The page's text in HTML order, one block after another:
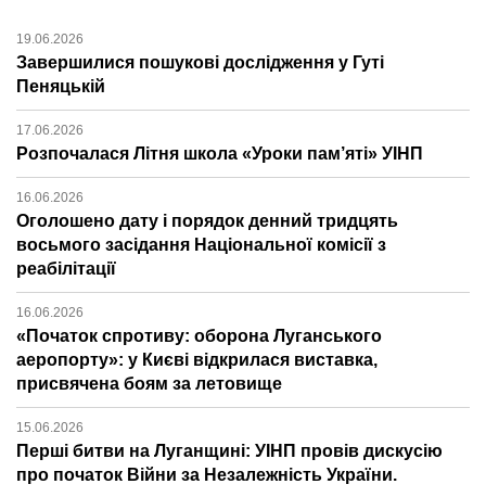
19.06.2026
Завершилися пошукові дослідження у Гуті
Пеняцькій
17.06.2026
Розпочалася Літня школа «Уроки пам’яті» УІНП
16.06.2026
Оголошено дату і порядок денний тридцять
восьмого засідання Національної комісії з
реабілітації
16.06.2026
«Початок спротиву: оборона Луганського
аеропорту»: у Києві відкрилася виставка,
присвячена боям за летовище
15.06.2026
Перші битви на Луганщині: УІНП провів дискусію
про початок Війни за Незалежність України.